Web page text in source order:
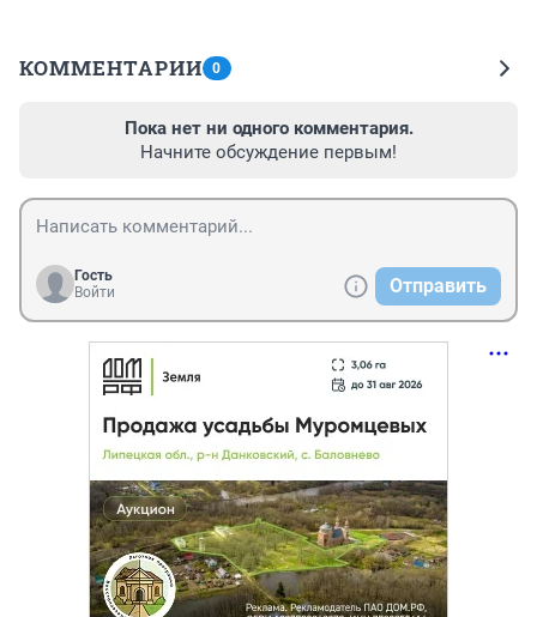
КОММЕНТАРИИ 0
Пока нет ни одного комментария.
Начните обсуждение первым!
Гость
Войти
Отправить